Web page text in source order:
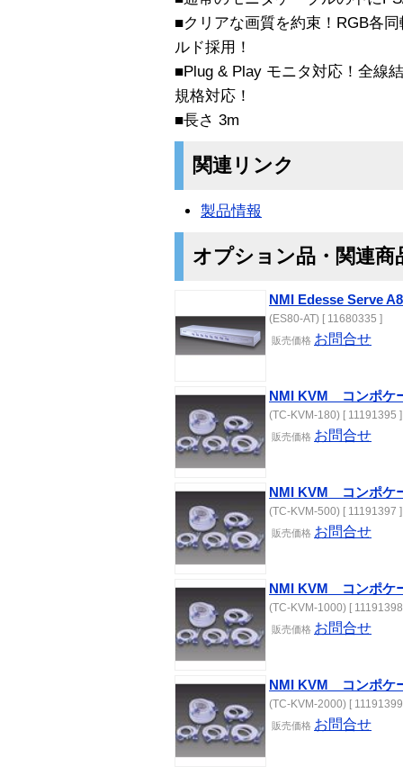
■クリアな画質を約束！RGB各
ルド採用！
■Plug & Play モニタ対応！全線
規格対応！
■長さ 3m
関連リンク
製品情報
オプション品・関連商
NMI Edesse Serve A8
(ES80-AT) [ 11680335 ]
販売価格 お問合せ
NMI KVM コンポケ
(TC-KVM-180) [ 11191395 ]
販売価格 お問合せ
NMI KVM コンポケ
(TC-KVM-500) [ 11191397 ]
販売価格 お問合せ
NMI KVM コンポケ
(TC-KVM-1000) [
販売価格 お問合せ
NMI KVM コンポケ
(TC-KVM-2000) [
販売価格 お問合せ